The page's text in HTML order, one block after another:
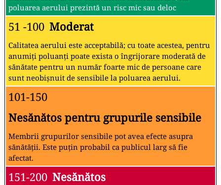
poluarea aerului prezintă un risc mic sau deloc
51 -100 Moderat
Calitatea aerului este acceptabilă; cu toate acestea, pentru
anumiți poluanți poate exista o îngrijorare moderată de
sănătate pentru un număr foarte mic de persoane care
sunt neobișnuit de sensibile la poluarea aerului.
101-150
Nesănătos pentru grupurile sensibile
Membrii grupurilor sensibile pot avea efecte asupra
sănătății. Este puțin probabil ca publicul larg să fie
afectat.
151-200 Nesănătos